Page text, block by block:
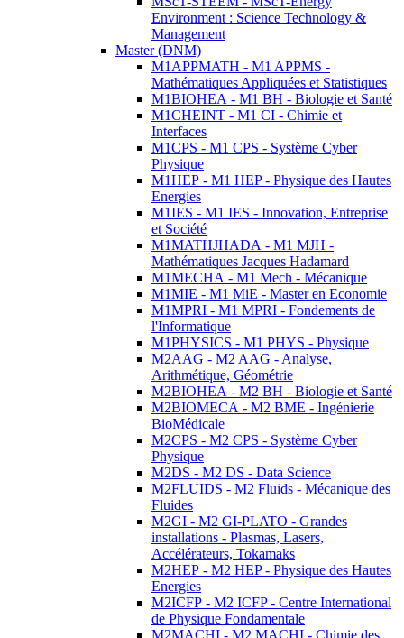
Environment : Science Technology &
Management
Master (DNM)
M1APPMATH - M1 APPMS -
Mathématiques Appliquées et Statistiques
M1BIOHEA - M1 BH - Biologie et Santé
M1CHEINT - M1 CI - Chimie et
Interfaces
M1CPS - M1 CPS - Système Cyber
Physique
M1HEP - M1 HEP - Physique des Hautes
Energies
M1IES - M1 IES - Innovation, Entreprise
et Société
M1MATHJHADA - M1 MJH -
Mathématiques Jacques Hadamard
M1MECHA - M1 Mech - Mécanique
M1MIE - M1 MiE - Master en Economie
M1MPRI - M1 MPRI - Fondements de
l'Informatique
M1PHYSICS - M1 PHYS - Physique
M2AAG - M2 AAG - Analyse,
Arithmétique, Géométrie
M2BIOHEA - M2 BH - Biologie et Santé
M2BIOMECA - M2 BME - Ingénierie
BioMédicale
M2CPS - M2 CPS - Système Cyber
Physique
M2DS - M2 DS - Data Science
M2FLUIDS - M2 Fluids - Mécanique des
Fluides
M2GI - M2 GI-PLATO - Grandes
installations - Plasmas, Lasers,
Accélérateurs, Tokamaks
M2HEP - M2 HEP - Physique des Hautes
Energies
M2ICFP - M2 ICFP - Centre International
de Physique Fondamentale
M2MACHI - M2 MACHI - Chimie des